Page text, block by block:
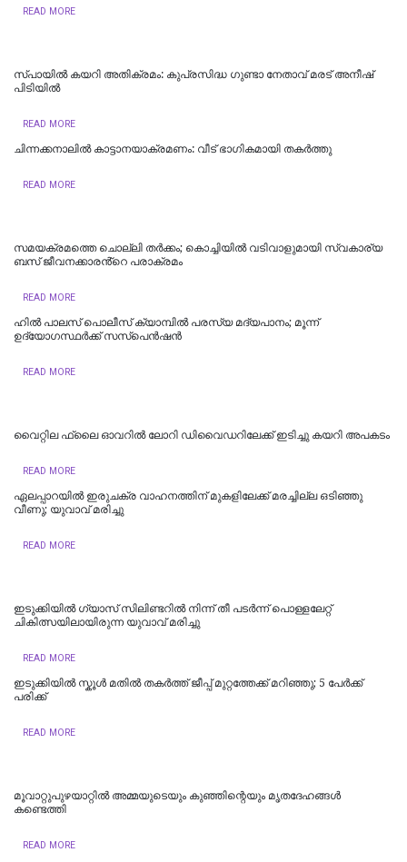
READ MORE
സ്പായിൽ കയറി അതിക്രമം: കുപ്രസിദ്ധ ഗുണ്ടാ നേതാവ് മരട് അനീഷ്
പിടിയിൽ
READ MORE
ചിന്നക്കനാലിൽ കാട്ടാനയാക്രമണം: വീട് ഭാഗികമായി തകർത്തു
READ MORE
സമയക്രമത്തെ ചൊല്ലി തര്‍ക്കം; കൊച്ചിയില്‍ വടിവാളുമായി സ്വകാര്യ
ബസ് ജീവനക്കാരൻ്റെ പരാക്രമം
READ MORE
ഹില്‍ പാലസ് പൊലീസ് ക്യാമ്പില്‍ പരസ്യ മദ്യപാനം; മൂന്ന്
ഉദ്യോഗസ്ഥർക്ക് സസ്പെൻഷൻ
READ MORE
വൈറ്റില ഫ്ലൈ ഓവറിൽ ലോറി ഡിവൈഡറിലേക്ക് ഇടിച്ചു കയറി അപകടം
READ MORE
ഏലപ്പാറയില്‍ ഇരുചക്ര വാഹനത്തിന് മുകളിലേക്ക് മരച്ചില്ല ഒടിഞ്ഞു
വീണു; യുവാവ് മരിച്ചു
READ MORE
ഇടുക്കിയില്‍ ഗ്യാസ് സിലിണ്ടറില്‍ നിന്ന് തീ പടര്‍ന്ന് പൊള്ളലേറ്റ്
ചികിത്സയിലായിരുന്ന യുവാവ് മരിച്ചു
READ MORE
ഇടുക്കിയിൽ സ്കൂൾ മതിൽ തകർത്ത് ജീപ്പ് മുറ്റത്തേക്ക് മറിഞ്ഞു; 5 പേർക്ക്
പരിക്ക്
READ MORE
മൂവാറ്റുപുഴയാറ്റിൽ അമ്മയുടെയും കുഞ്ഞിന്റെയും മൃതദേഹങ്ങൾ
കണ്ടെത്തി
READ MORE